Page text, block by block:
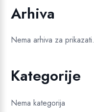
Arhiva
Nema arhiva za prikazati.
Kategorije
Nema kategorija